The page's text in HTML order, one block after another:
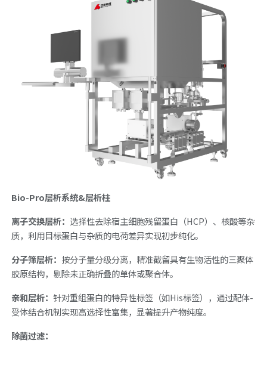
Bio-Pro层析系统&层析柱
离子交换层析： 选择性去除宿主细胞残留蛋白（HCP）、核酸等杂
质，利用目标蛋白与杂质的电荷差异实现初步纯化。
分子筛层析： 按分子量分级分离，精准截留具有生物活性的三聚体
胶原结构，剔除未正确折叠的单体或聚合体。
亲和层析：针对重组蛋白的特异性标签（如His标签），通过配体-
受体结合机制实现高选择性富集，显著提升产物纯度。
除菌过滤：